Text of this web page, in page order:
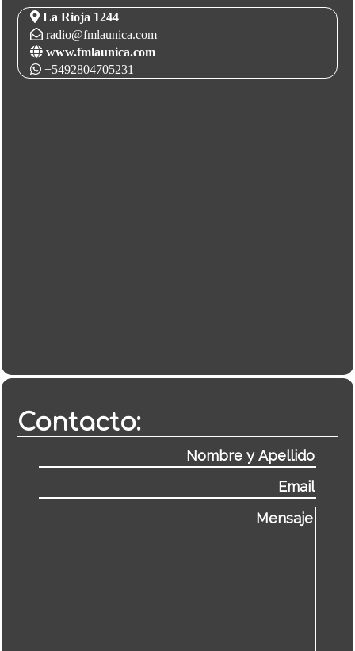
La Rioja 1244
radio@fmlaunica.com
www.fmlaunica.com
+5492804705231
Contacto: